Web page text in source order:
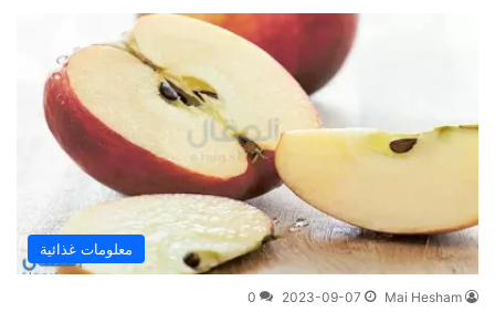
معلومات غذائية
Mai Hesham
2023-09-07
0